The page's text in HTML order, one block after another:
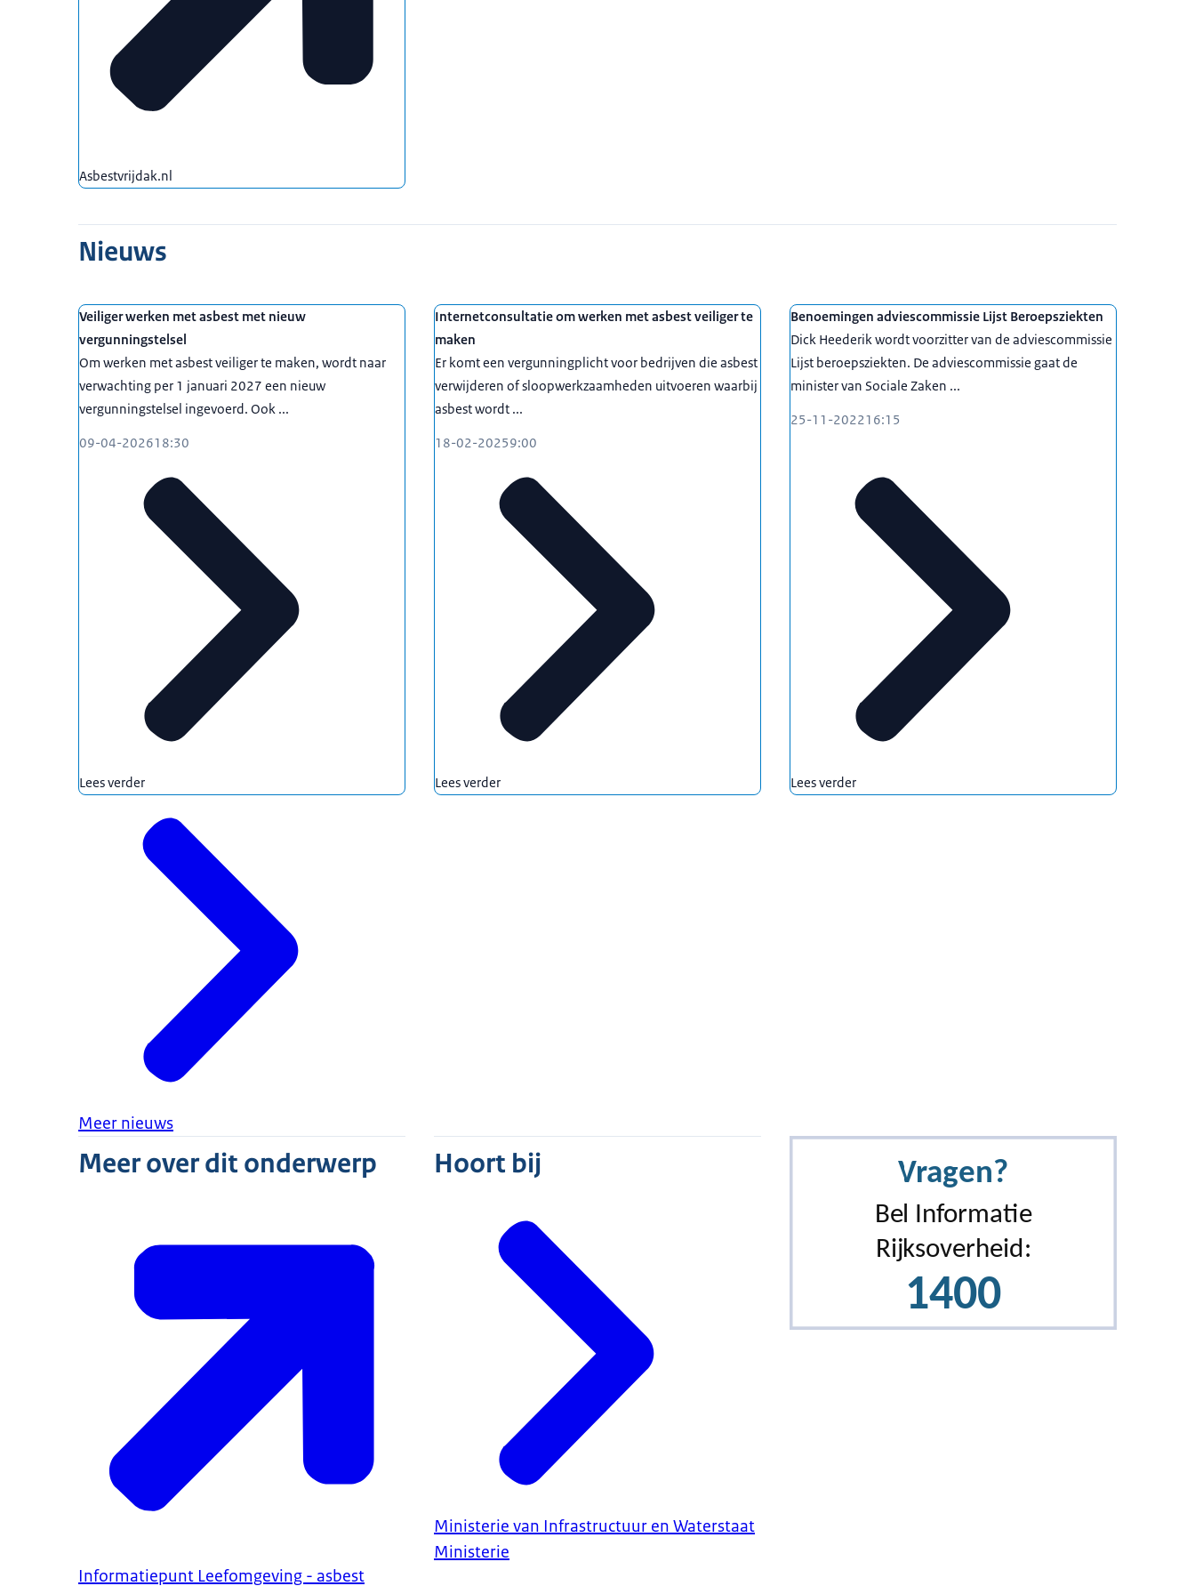
Asbestvrijdak.nl
Nieuws
Veiliger werken met asbest met nieuw
vergunningstelsel
Om werken met asbest veiliger te maken, wordt naar
verwachting per 1 januari 2027 een nieuw
vergunningstelsel ingevoerd. Ook ...
09-04-202618:30
Lees verder
Internetconsultatie om werken met asbest veiliger te
maken
Er komt een vergunningplicht voor bedrijven die asbest
verwijderen of sloopwerkzaamheden uitvoeren waarbij
asbest wordt ...
18-02-20259:00
Lees verder
Benoemingen adviescommissie Lijst Beroepsziekten
Dick Heederik wordt voorzitter van de adviescommissie
Lijst beroepsziekten. De adviescommissie gaat de
minister van Sociale Zaken ...
25-11-202216:15
Lees verder
Meer nieuws
Meer over dit onderwerp
Informatiepunt Leefomgeving - asbest
Hoort bij
Ministerie van Infrastructuur en Waterstaat
Ministerie